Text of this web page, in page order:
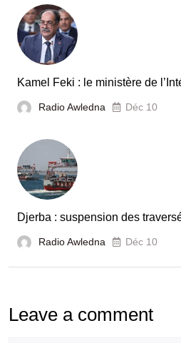
Kamel Feki : le ministère de
Radio Awledna Déc 10
Djerba : suspension des
Radio Awledna Déc 10
Leave a comment